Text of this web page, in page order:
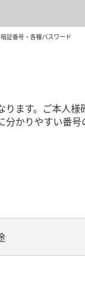
暗証番号・各種パスワード
ます。ご本人様
かりやすい番